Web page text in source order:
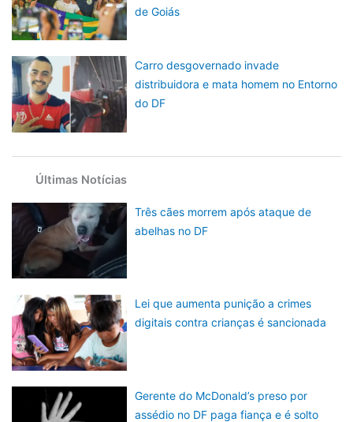
de Goiás
Carro desgovernado invade
distribuidora e mata homem no Entorno
do DF
Últimas Notícias
Três cães morrem após ataque de
abelhas no DF
Lei que aumenta punição a crimes
digitais contra crianças é sancionada
Gerente do McDonald’s preso por
assédio no DF paga fiança e é solto